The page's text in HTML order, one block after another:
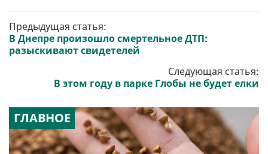
Предыдущая статья:
В Днепре произошло смертельное ДТП:
разыскивают свидетелей
Следующая статья:
В этом году в парке Глобы не будет елки
ГЛАВНОЕ